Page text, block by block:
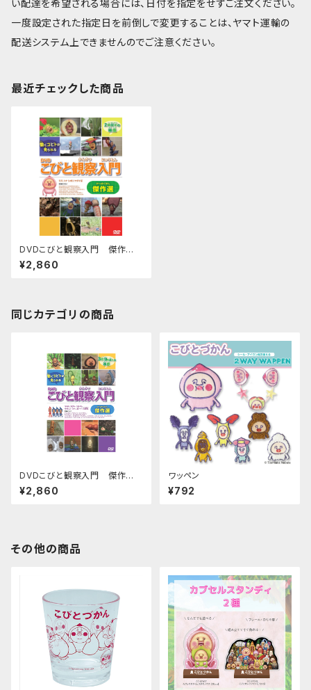
い配達を希望される場合には、日付を指定をせずご注文ください。
一度設定された指定日を前倒しで変更することは、ヤマト運輸の
配送システム上できませんのでご注意ください。
最近チェックした商品
DVDこびと観察入門 傑作
選 モモ ハナ シボリ ケダマ編
¥2,860
同じカテゴリの商品
DVDこびと観察入門 傑作
選 マモリ カブト ユキオト
モモゾノ オトリ編 ＋大研究
¥2,860
ワッペン
¥792
その他の商品